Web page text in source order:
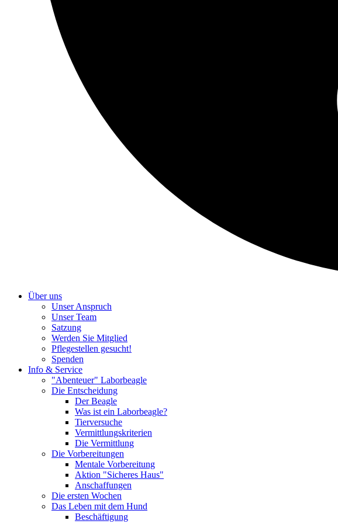
Über uns
Unser Anspruch
Unser Team
Satzung
Werden Sie Mitglied
Pflegestellen gesucht!
Spenden
Info & Service
"Abenteuer" Laborbeagle
Die Entscheidung
Der Beagle
Was ist ein Laborbeagle?
Tierversuche
Vermittlungskriterien
Die Vermittlung
Die Vorbereitungen
Mentale Vorbereitung
Aktion "Sicheres Haus"
Anschaffungen
Die ersten Wochen
Das Leben mit dem Hund
Beschäftigung